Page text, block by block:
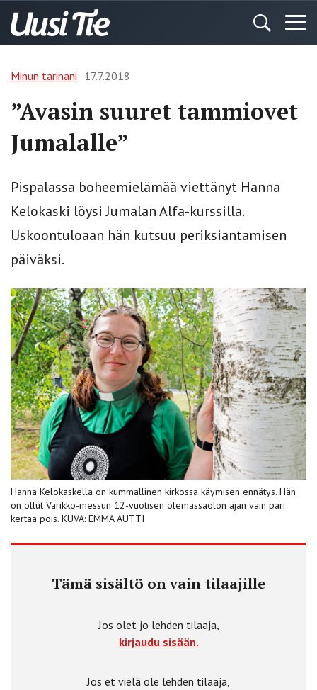
Minun tarinani 17.7.2018
”Avasin suuret tammiovet
Jumalalle”
Pispalassa boheemielämää viettänyt Hanna
Kelokaski löysi Jumalan Alfa-kurssilla.
Uskoontuloaan hän kutsuu periksiantamisen
päiväksi.
Hanna Kelokaskella on kummallinen kirkossa käymisen ennätys. Hän
on ollut Varikko-messun 12-vuotisen olemassaolon ajan vain pari
kertaa pois. KUVA: EMMA AUTTI
Tämä sisältö on vain tilaajille
Jos olet jo lehden tilaaja,
kirjaudu sisään.
Jos et vielä ole lehden tilaaja,